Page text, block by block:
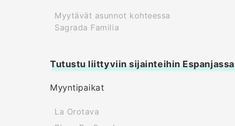
Myytävät asunnot kohteessa
Sagrada Familia
Tutustu liittyviin sijainteihin Espanjassa
Myyntipaikat
La Orotava